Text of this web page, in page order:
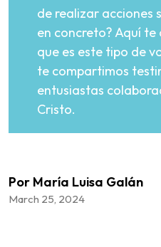
de realizar acciones
en concreto? Aquí
que es este tipo de
te compartimos
entusiastas
Cristo.
Por María Luisa Galán
March 25, 2024